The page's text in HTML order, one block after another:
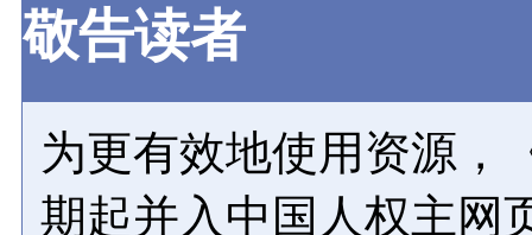
敬告读者
为更有效地使用资源，
期起并入中国人权主网